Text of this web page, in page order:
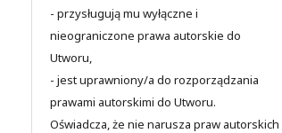
- przysługują mu wyłączne i
nieograniczone prawa autorskie do
Utworu,
- jest uprawniony/a do rozporządzania
prawami autorskimi do Utworu.
Oświadcza, że nie narusza praw autorskich